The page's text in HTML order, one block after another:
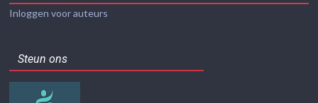
Inloggen voor auteurs
Steun ons